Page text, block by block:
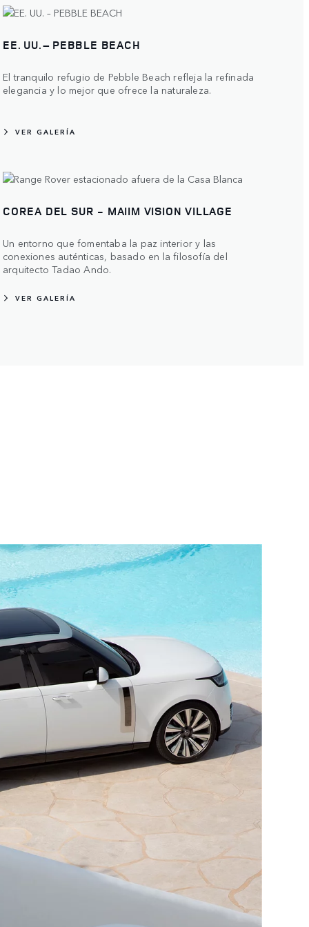
EE. UU. – PEBBLE BEACH
El tranquilo refugio de Pebble Beach refleja la refinada
elegancia y lo mejor que ofrece la naturaleza.
VER GALERÍA
COREA DEL SUR - MAIIM VISION VILLAGE
Un entorno que fomentaba la paz interior y las
conexiones auténticas, basado en la filosofía del
arquitecto Tadao Ando.
VER GALERÍA